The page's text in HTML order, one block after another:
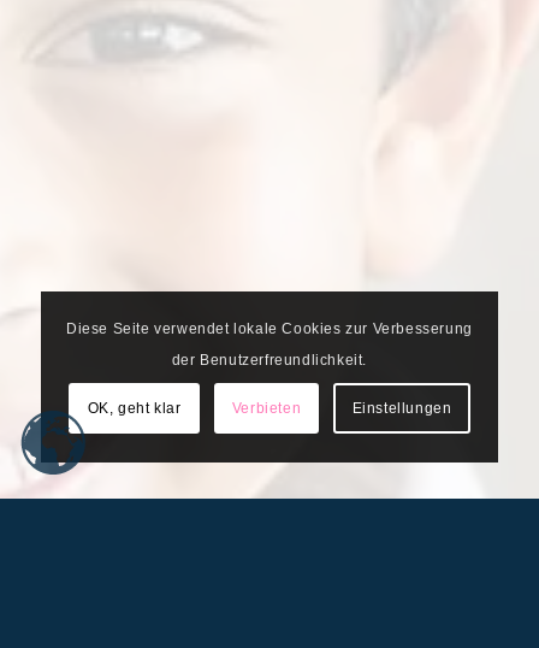
Diese Seite verwendet lokale Cookies zur Verbesserung
der Benutzerfreundlichkeit.
OK, geht klar Verbieten Einstellungen